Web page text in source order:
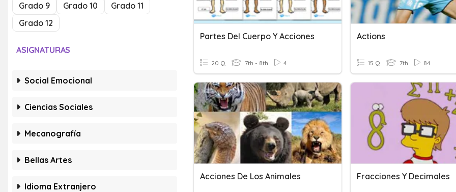
Grado 9
Grado 10
Grado 11
Grado 12
ASIGNATURAS
Social Emocional
Ciencias Sociales
Mecanografía
Bellas Artes
Idioma Extranjero
Partes Del Cuerpo Y Acciones
20 Q 7th - 8th 4
Actions
15 Q 7th 84
Acciones De Los Animales Fracciones Y Decimales